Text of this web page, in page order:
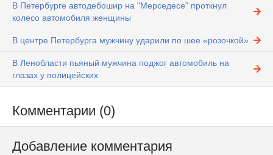
В Петербурге автодебошир на "Мерседесе" проткнул
колесо автомобиля женщины
В центре Петербурга мужчину ударили по шее «розочкой»
В Ленобласти пьяный мужчина поджог автомобиль на
глазах у полицейских
Комментарии (0)
Добавление комментария